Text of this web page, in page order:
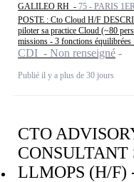
GALILEO RH - 75 - PARIS
POSTE : Cto Cloud H/F
piloter sa practice Cloud (~80
missions - 3 fonctions équilibrées
CDI - Non renseigné
Publié il y a plus de 30 jours
CTO
LLMOPS (H/F)